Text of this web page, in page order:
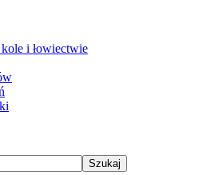
i łowiectwie